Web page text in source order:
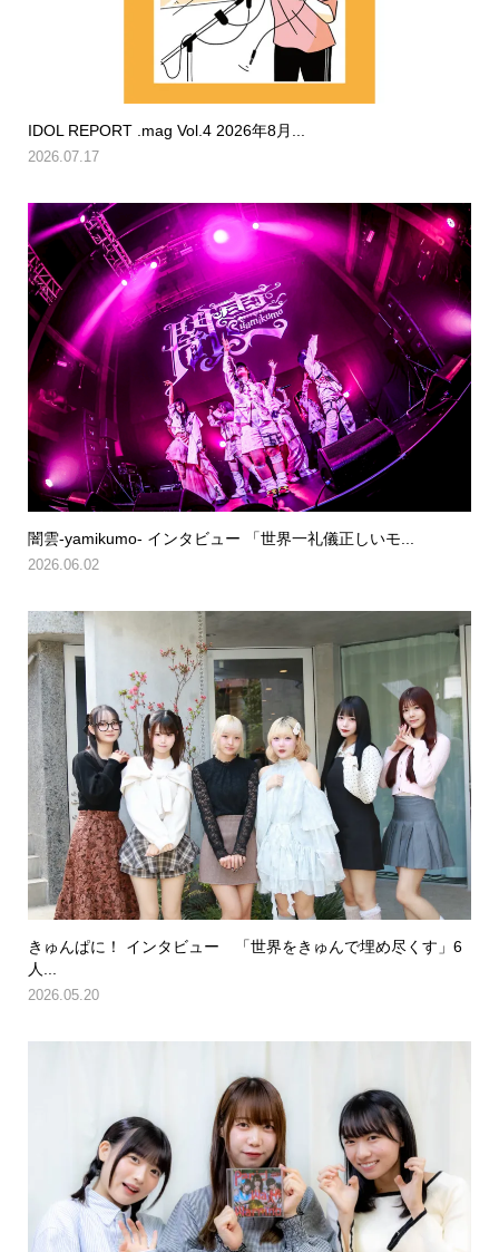
IDOL REPORT .mag Vol.4 2026年8月...
2026.07.17
闇雲-yamikumo- インタビュー 「世界一礼儀正しいモ...
2026.06.02
きゅんぱに！ インタビュー 「世界をきゅんで埋め尽くす」6
人...
2026.05.20